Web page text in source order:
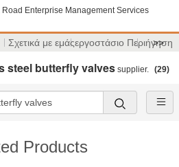
Road Enterprise Management Services
Σχετικά με εμάςεργοστάσιο Περιήγηση
>>
steel butterfly valves supplier. (29)
Products